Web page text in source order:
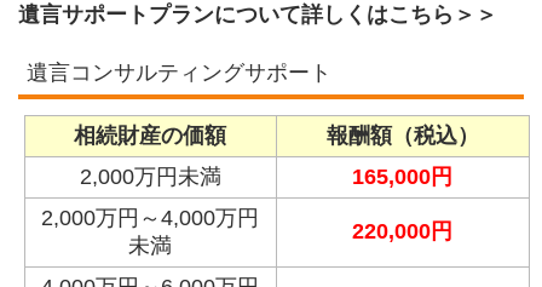
遺言サポートプランについて詳しくはこちら＞＞
遺言コンサルティングサポート
相続財産の価額
報酬額（税込）
2,000万円未満
165,000円
2,000万円～4,000万円
未満
220,000円